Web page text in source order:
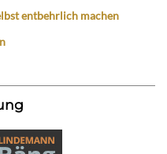
entbehrlich machen